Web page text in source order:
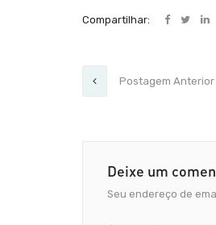
Compartilhar:
Postagem Anterior
Deixe um
Seu endereço de